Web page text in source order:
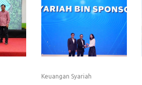
Keuangan Syariah